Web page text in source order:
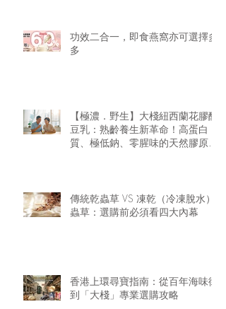
功效二合一，即食燕窩亦可選擇多
多
【極濃．野生】大棧紐西蘭花膠醇
豆乳：熟齡養生新革命！高蛋白
質、極低鈉、零腥味的天然膠原精
傳統乾蟲草 VS 凍乾（冷凍脫水）
蟲草：選購前必須看四大內幕
香港上環尋寶指南：從百年海味街
到「大棧」專業選購攻略